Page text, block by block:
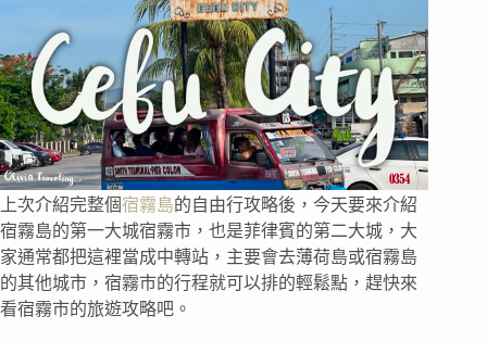
上次介紹完整個 宿霧島的自由行攻略後，今天要來介紹
宿霧島的第一大城宿霧市，也是菲律賓的第二大城，大
家通常都把這裡當成中轉站，主要會去薄荷島或宿霧島
的其他城市，宿霧市的行程就可以排的輕鬆點，趕快來
看宿霧市的旅遊攻略吧。